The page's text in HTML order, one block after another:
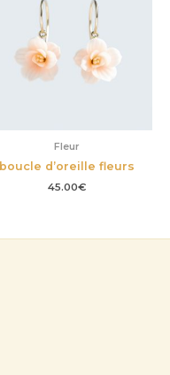
Fleur
boucle d’oreille fleurs
45.00€